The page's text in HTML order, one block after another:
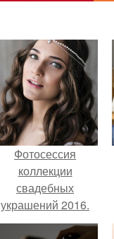
Фотосессия
коллекции
свадебных
украшений 2016.